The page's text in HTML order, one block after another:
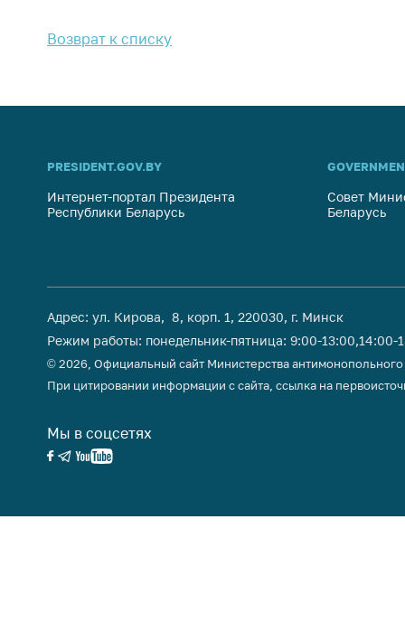
Возврат к списку
PRESIDENT.GOV.BY
Интернет-портал Президента
Республики Беларусь
Совет
Беларусь
Адрес: ул. Кирова, 8, корп. 1, 220030, г. Минск
Режим работы: понедельник-пятница: 9:00-13:00,14:00-
© 2026, Официальный сайт Министерства
При цитировании информации с сайта, ссылка на
Мы в соцсетях